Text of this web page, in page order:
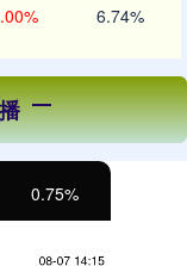
6.74%
0.75%